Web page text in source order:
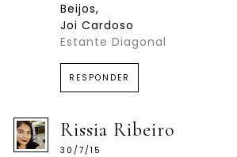
Beijos,
Joi Cardoso
Estante Diagonal
RESPONDER
Rissia Ribeiro
30/7/15